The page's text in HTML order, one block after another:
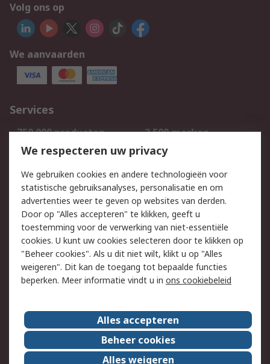
Volg ons op
We aanvaarden
Services
750.000 producten
2.500 merken
Bestellen
Inkoopoplossingen
Track & Trace
Wettelijk
Cookiebeleid
Email veiligheid
Privacybeleid
Websitevoorwaarden
Algemene
verkoopvoorwaarden
Over RS
RS Group
Over ons
RS wereldwijd
Werken bij RS
We respecteren uw privacy
We gebruiken cookies en andere technologieën voor
statistische gebruiksanalyses, personalisatie en om
advertenties weer te geven op websites van derden.
Door op "Alles accepteren" te klikken, geeft u
toestemming voor de verwerking van niet-essentiële
cookies. U kunt uw cookies selecteren door te klikken op
"Beheer cookies". Als u dit niet wilt, klikt u op "Alles
weigeren". Dit kan de toegang tot bepaalde functies
beperken. Meer informatie vindt u in ons cookiebeleid
Alles accepteren
Beheer cookies
Alles weigeren